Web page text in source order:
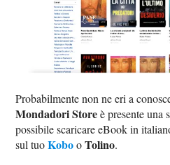
Probabilmente non ne eri a
Mondadori Storeè presente una
possibile scaricare eBook in
sul tuoKobooTolino.